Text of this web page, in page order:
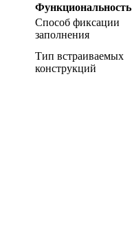
Функциональность
Способ фиксации
заполнения
Тип встраиваемых
конструкций